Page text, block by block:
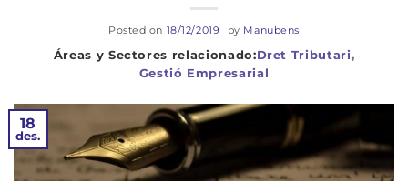
Dret Tributari,
Gestió Empresarial
Posted on 18/12/2019 by Manubens
18
des.